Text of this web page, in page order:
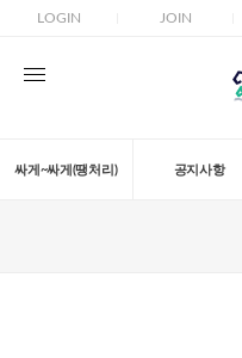
LOGIN JOIN
싸게~싸게(땡처리) 공지사항